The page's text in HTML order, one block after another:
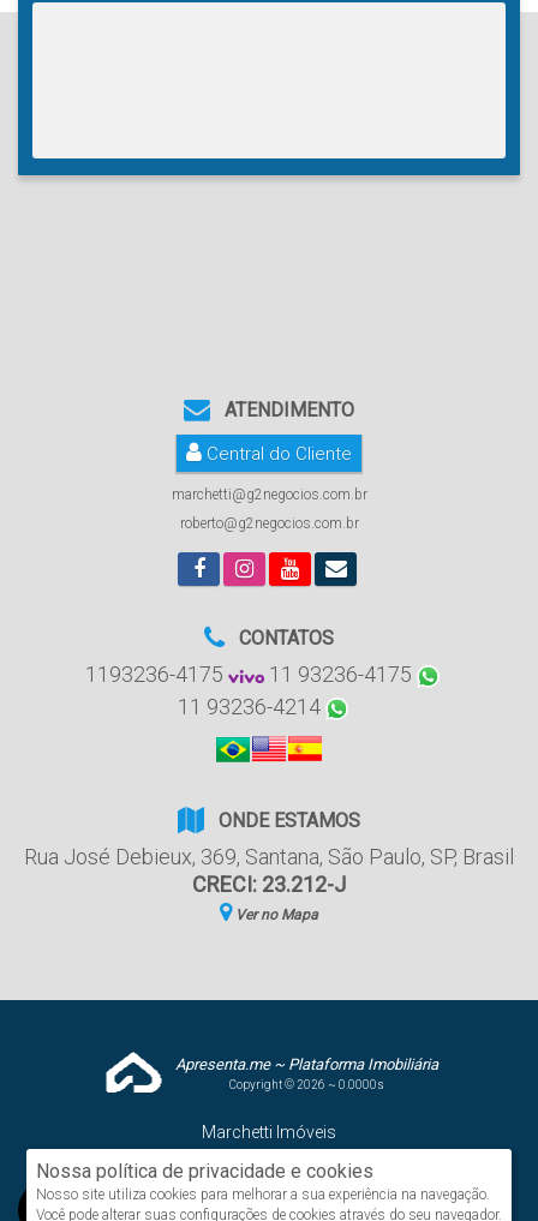
Nossa política de privacidade e cookies
Nosso site utiliza cookies para melhorar a sua experiência na navegação.
Você pode alterar suas configurações de cookies através do seu navegador.
ATENDIMENTO
Central do Cliente
marchetti@g2negocios.com.br
roberto@g2negocios.com.br
CONTATOS
1193236-4175
11 93236-4175
11 93236-4214
ONDE ESTAMOS
Rua José Debieux, 369, Santana, São Paulo, SP, Brasil
CRECI: 23.212-J
Ver no Mapa
Apresenta.me ~ Plataforma Imobiliária
Copyright © 2026 ~ 0.0000s
Marchetti Imóveis